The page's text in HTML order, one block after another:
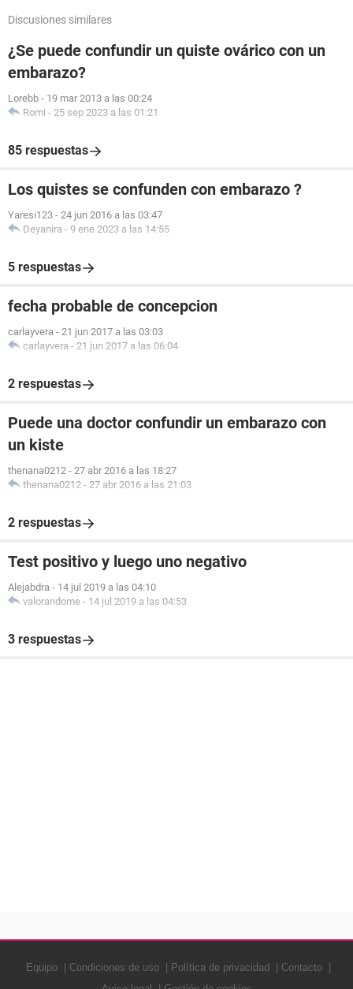
Discusiones similares
¿Se puede confundir un quiste ovárico con un
embarazo?
Lorebb - 19 mar 2013 a las 00:24
Romi - 25 sep 2023 a las 01:21
85 respuestas
Los quistes se confunden con embarazo ?
Yaresi123 - 24 jun 2016 a las 03:47
Deyanira - 9 ene 2023 a las 14:55
5 respuestas
fecha probable de concepcion
carlayvera - 21 jun 2017 a las 03:03
carlayvera - 21 jun 2017 a las 06:04
2 respuestas
Puede una doctor confundir un embarazo con
un kiste
thenana0212 - 27 abr 2016 a las 18:27
thenana0212 - 27 abr 2016 a las 21:03
2 respuestas
Test positivo y luego uno negativo
Alejabdra - 14 jul 2019 a las 04:10
valorandome - 14 jul 2019 a las 04:53
3 respuestas
Equipo Condiciones de uso Política de privacidad
Contacto